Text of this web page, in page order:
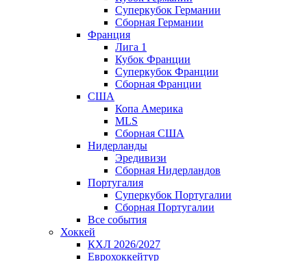
Суперкубок Германии
Сборная Германии
Франция
Лига 1
Кубок Франции
Суперкубок Франции
Сборная Франции
США
Копа Америка
MLS
Сборная США
Нидерланды
Эредивизи
Сборная Нидерландов
Португалия
Суперкубок Португалии
Сборная Португалии
Все события
Хоккей
КХЛ 2026/2027
Еврохоккейтур